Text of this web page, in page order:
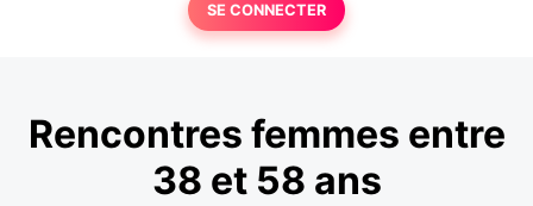
SE CONNECTER
Rencontres femmes entre
38 et 58 ans